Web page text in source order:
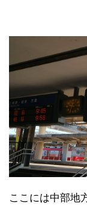
ここには中部地